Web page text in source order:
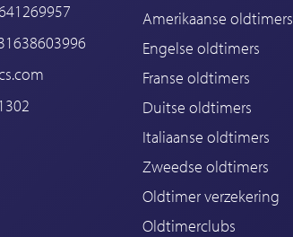
Amerikaanse oldtimers
Engelse oldtimers
Franse oldtimers
Duitse oldtimers
Italiaanse oldtimers
Zweedse oldtimers
Oldtimer verzekering
Oldtimerclubs